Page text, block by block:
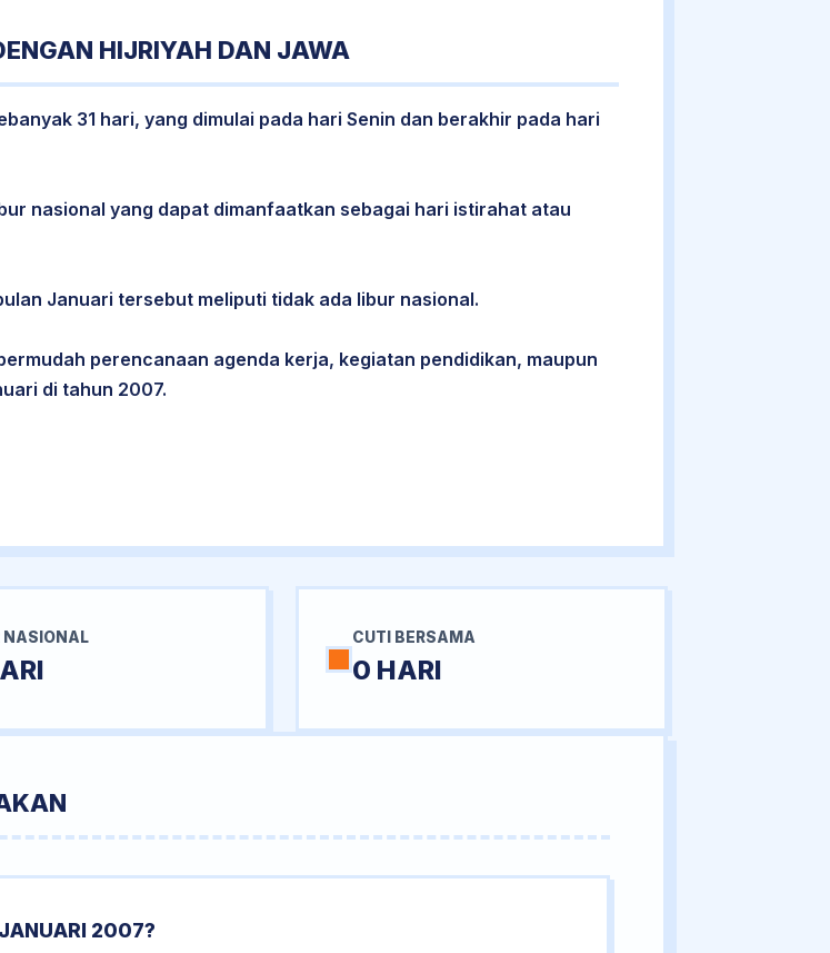
HIJRIYAH DAN JAWA
31 hari, yang dimulai pada hari Senin dan berakhir pada hari
nasional yang dapat dimanfaatkan sebagai hari istirahat atau
Januari tersebut meliputi tidak ada libur nasional.
perencanaan agenda kerja, kegiatan pendidikan, maupun
di tahun 2007.
NASIONAL CUTI BERSAMA
0 HARI
2007?